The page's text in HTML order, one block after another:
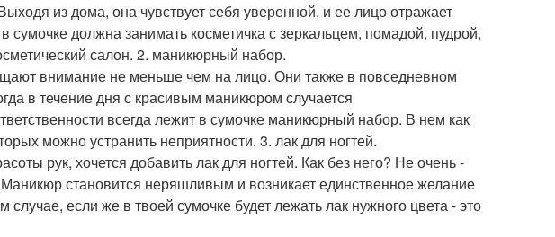
из дома, она чувствует себя уверенной, и ее лицо отражает
должна занимать косметичка с зеркальцем, помадой, пудрой,
салон. 2. маникюрный набор.
внимание не меньше чем на лицо. Они также в повседневном
в течение дня с красивым маникюром случается
всегда лежит в сумочке маникюрный набор. В нем как
можно устранить неприятности. 3. лак для ногтей.
рук, хочется добавить лак для ногтей. Как без него? Не очень -
становится неряшливым и возникает единственное желание
случае, если же в твоей сумочке будет лежать лак нужного цвета - это